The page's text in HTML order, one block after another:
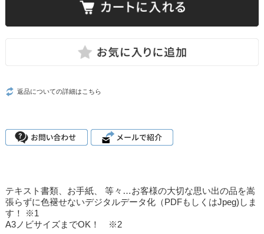
返品についての詳細はこちら
テキスト書類、お手紙、 等々…お客様の大切な思い出の品を嵩
張らずに色褪せないデジタルデータ化（PDFもしくはJpeg)しま
す！ ※1
A3ノビサイズまでOK！ ※2